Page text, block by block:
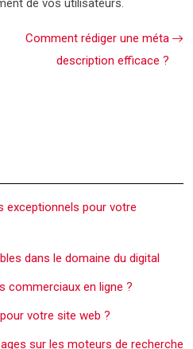
de vos utilisateurs.
Comment rédiger une méta
description efficace ?
exceptionnels pour votre
dans le domaine du digital
commerciaux en ligne ?
votre site web ?
sur les moteurs de recherche